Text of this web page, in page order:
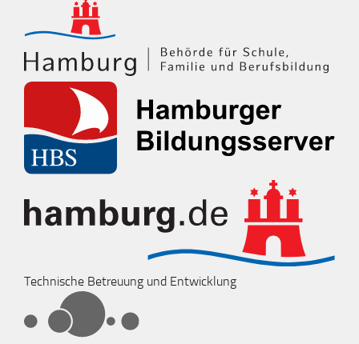
Technische Betreuung und Entwicklung